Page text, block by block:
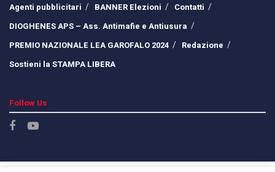
Agenti pubblicitari
BANNER Elezioni
Contatti
DIOGHENES APS – Ass. Antimafie e Antiusura
PREMIO NAZIONALE LEA GAROFALO 2024
Redazione
Sostieni la STAMPA LIBERA
Follow Us